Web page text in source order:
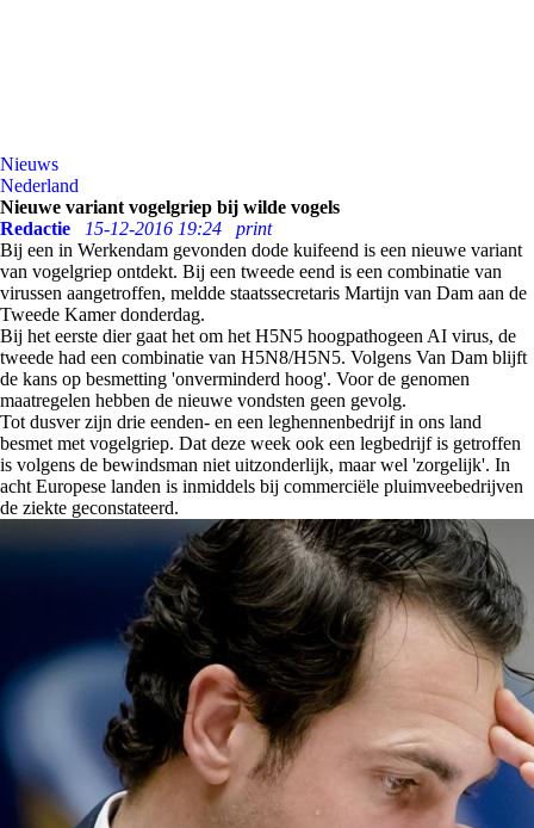
Nieuws
Nederland
Nieuwe variant vogelgriep bij wilde vogels
Redactie
15-12-2016 19:24
print
Bij een in Werkendam gevonden dode kuifeend is een nieuwe variant
van vogelgriep ontdekt. Bij een tweede eend is een combinatie van
virussen aangetroffen, meldde staatssecretaris Martijn van Dam aan de
Tweede Kamer donderdag.
Bij het eerste dier gaat het om het H5N5 hoogpathogeen AI virus, de
tweede had een combinatie van H5N8/H5N5. Volgens Van Dam blijft
de kans op besmetting 'onverminderd hoog'. Voor de genomen
maatregelen hebben de nieuwe vondsten geen gevolg.
Tot dusver zijn drie eenden- en een leghennenbedrijf in ons land
besmet met vogelgriep. Dat deze week ook een legbedrijf is getroffen
is volgens de bewindsman niet uitzonderlijk, maar wel 'zorgelijk'. In
acht Europese landen is inmiddels bij commerciële pluimveebedrijven
de ziekte geconstateerd.